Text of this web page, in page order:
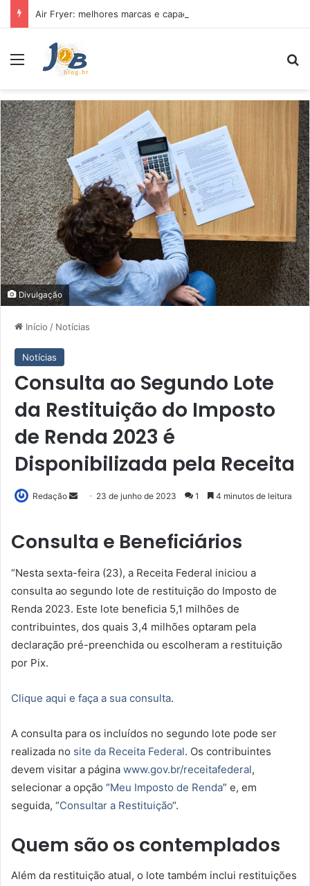
Air Fryer: melhores marcas e capacidades disponíveis
Menu
Divulgação
Início / Notícias
Notícias
Consulta ao Segundo Lote
da Restituição do Imposto
de Renda 2023 é
Disponibilizada pela Receita
Redação
Mande
mail
23 de junho de 2023 1 4 minutos de leitura
Consulta e Beneficiários
“Nesta sexta-feira (23), a Receita Federal iniciou a
consulta ao segundo lote de restituição do Imposto de
Renda 2023. Este lote beneficia 5,1 milhões de
contribuintes, dos quais 3,4 milhões optaram pela
declaração pré-preenchida ou escolheram a restituição
por Pix.
Clique aqui e faça a sua consulta.
A consulta para os incluídos no segundo lote pode ser
realizada no site da Receita Federal. Os contribuintes
devem visitar a página www.gov.br/receitafederal,
selecionar a opção “Meu Imposto de Renda” e, em
seguida, “Consultar a Restituição“.
Quem são os contemplados
Além da restituição atual, o lote também inclui restituições